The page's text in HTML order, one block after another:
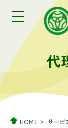
代
HOME サービ